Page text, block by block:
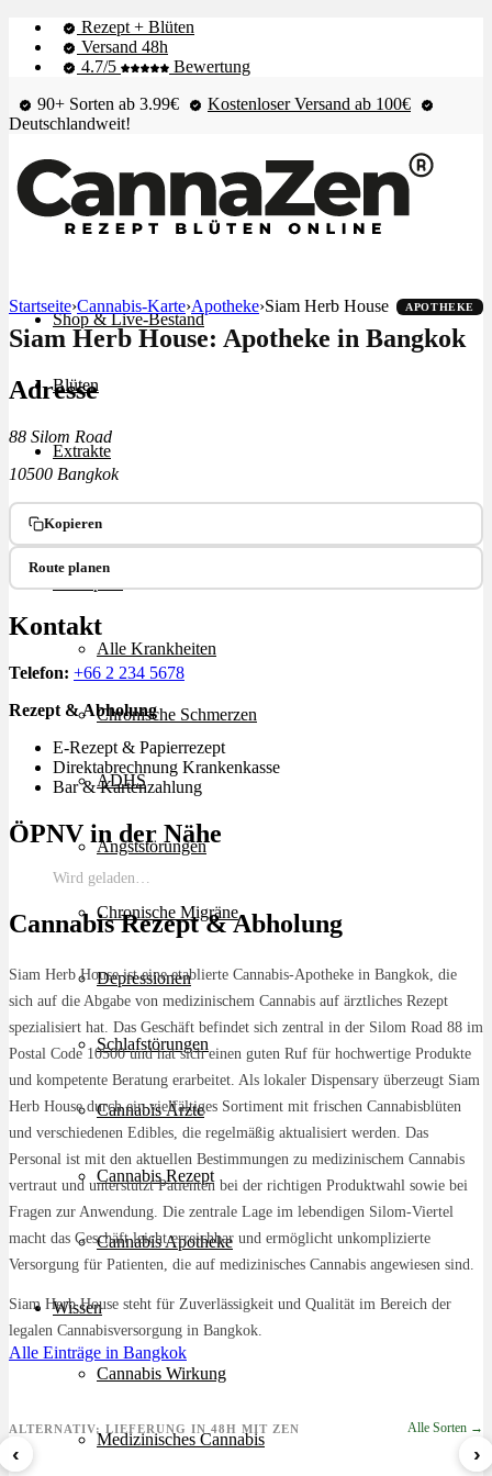
Rezept + Blüten
Versand 48h
4.7/5
Bewertung
90+ Sorten ab 3.99€
Kostenloser Versand ab 100€
Deutschlandweit!
Shop & Live-Bestand
Blüten
Extrakte
Ablauf
Alle Krankheiten
Chronische Schmerzen
ADHS
Angststörungen
Chronische Migräne
Depressionen
Schlafstörungen
Cannabis Ärzte
Cannabis Rezept
Cannabis Apotheke
Wissen
Cannabis Wirkung
Medizinisches Cannabis
Startseite›Cannabis-Karte›Apotheke›Siam Herb House APOTHEKE
Siam Herb House: Apotheke in Bangkok
Adresse
88 Silom Road
10500 Bangkok
Kopieren
Route planen
Kontakt
Telefon: +66 2 234 5678
Rezept & Abholung
E-Rezept & Papierrezept
Direktabrechnung Krankenkasse
Bar & Kartenzahlung
ÖPNV in der Nähe
Wird geladen…
Cannabis Rezept & Abholung
Siam Herb House ist eine etablierte Cannabis-Apotheke in Bangkok, die
sich auf die Abgabe von medizinischem Cannabis auf ärztliches Rezept
spezialisiert hat. Das Geschäft befindet sich zentral in der Silom Road 88 im
Postal Code 10500 und hat sich einen guten Ruf für hochwertige Produkte
und kompetente Beratung erarbeitet. Als lokaler Dispensary überzeugt Siam
Herb House durch ein vielfältiges Sortiment mit frischen Cannabisblüten
und verschiedenen Edibles, die regelmäßig aktualisiert werden. Das
Personal ist mit den aktuellen Bestimmungen zu medizinischem Cannabis
vertraut und unterstützt Patienten bei der richtigen Produktwahl sowie bei
Fragen zur Anwendung. Die zentrale Lage im lebendigen Silom-Viertel
macht das Geschäft leicht erreichbar und ermöglicht unkomplizierte
Versorgung für Patienten, die auf medizinisches Cannabis angewiesen sind.
Siam Herb House steht für Zuverlässigkeit und Qualität im Bereich der
legalen Cannabisversorgung in Bangkok.
Alle Einträge in Bangkok
ALTERNATIV: LIEFERUNG IN 48H MIT ZEN Alle Sorten →
‹ ›